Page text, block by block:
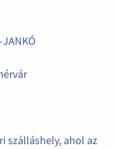
szálláshely, ahol az